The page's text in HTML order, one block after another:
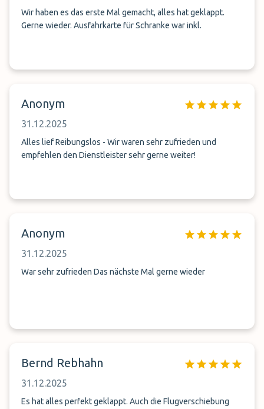
Wir haben es das erste Mal gemacht, alles hat geklappt.
Gerne wieder. Ausfahrkarte für Schranke war inkl.
Anonym
31.12.2025
Alles lief Reibungslos - Wir waren sehr zufrieden und
empfehlen den Dienstleister sehr gerne weiter!
Anonym
31.12.2025
War sehr zufrieden Das nächste Mal gerne wieder
Bernd Rebhahn
31.12.2025
Es hat alles perfekt geklappt. Auch die Flugverschiebung